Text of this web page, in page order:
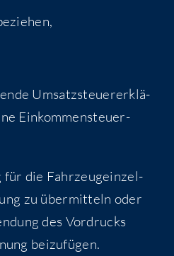
Umsatz­steu­er­erklä­
Ein­kom­men­steu­er­
für die Fahr­zeug­ein­zel­
zu über­mit­teln oder
des Vor­drucks
beizufügen.